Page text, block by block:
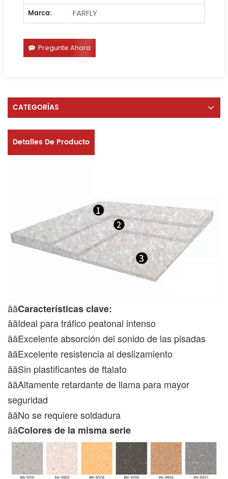
Marca:
FARFLY
Pregunte Ahora
CATEGORÍAS
Detalles De Producto
ããCaracterísticas clave:
ããIdeal para tráfico peatonal intenso
ããExcelente absorción del sonido de las pisadas
ããExcelente resistencia al deslizamiento
ããSin plastificantes de ftalato
ããAltamente retardante de llama para mayor
seguridad
ããNo se requiere soldadura
ããColores de la misma serie